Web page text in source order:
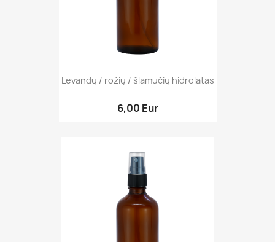
Levandų / rožių / šlamučių hidrolatas
6,00 Eur